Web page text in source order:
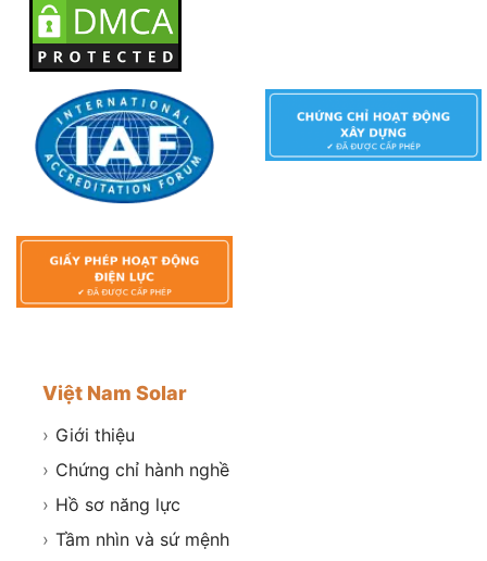
Việt Nam Solar
› Giới thiệu
› Chứng chỉ hành nghề
› Hồ sơ năng lực
› Tầm nhìn và sứ mệnh